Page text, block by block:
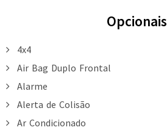
Opcionais
4x4
Air Bag Duplo Frontal
Alarme
Alerta de Colisão
Ar Condicionado